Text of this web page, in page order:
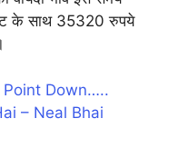
के साथ 35320 रुपये
Point Down…..
– Neal Bhai